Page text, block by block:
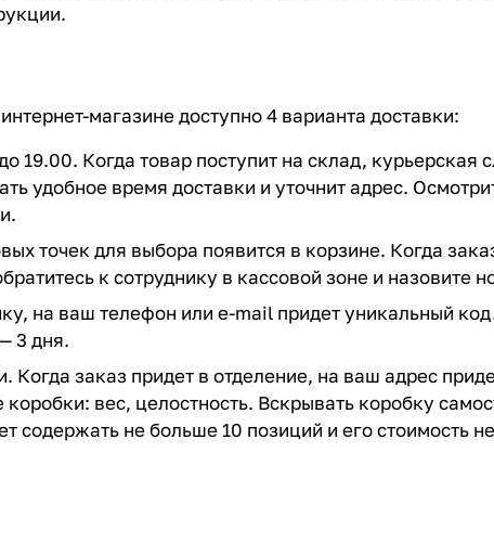
магазине доступно 4 варианта доставки:
19.00. Когда товар поступит на склад, курьерская
удобное время доставки и уточнит адрес.
точек для выбора появится в корзине. Когда
к сотруднику в кассовой зоне и назовите
на ваш телефон или e-mail придет уникальный
3 дня.
Когда заказ придет в отделение, на ваш адрес
вес, целостность. Вскрывать коробку
содержать не больше 10 позиций и его стоимость